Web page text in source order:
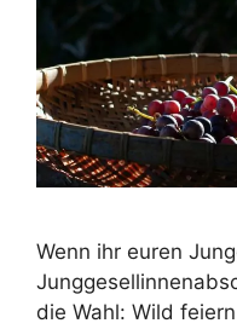
Wenn ihr euren
die Wahl: Wild